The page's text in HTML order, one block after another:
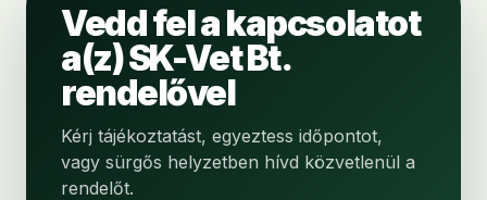
Vedd fel a kapcsolatot
a(z) SK-Vet Bt.
rendelővel
Kérj tájékoztatást, egyeztess időpontot,
vagy sürgős helyzetben hívd közvetlenül a
rendelőt.